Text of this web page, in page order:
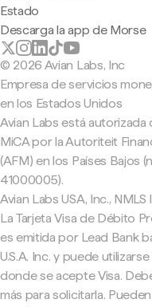
Estado
Descarga la app de Morse
© 2026 Avian Labs, Inc
Empresa de servicios
en los Estados Unidos
Avian Labs está autorizada
MiCA por la Autoriteit
(AFM) en los Países Bajos
41000005).
Avian Labs USA, Inc.,
La Tarjeta Visa de Débito
es emitida por Lead Bank
U.S.A. Inc. y puede
donde se acepte Visa.
más para solicitarla.